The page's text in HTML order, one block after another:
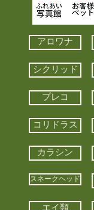
アロワナ
シクリッド
プレコ
コリドラス
カラシン
スネークヘッド